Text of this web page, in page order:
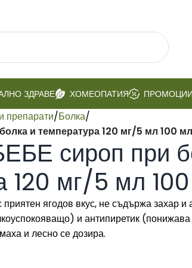
ЗДРАВЕ ХОМЕОПАТИЯ ПРОМОЦИИ
препарати/Болка/
и температура 120 мг/5 мл 100 мл
сироп при
120 мг/5 мл
ягодов вкус, не съдържа захар и
и антипиретик
и лесно се дозира.